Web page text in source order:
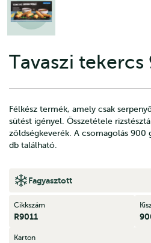
Tavaszi tekercs
Félkész termék, amely csak
sütést igényel. Összetétele
zöldségkeverék. A csomagolás 900
db található.
Fagyasztott
Cikkszám
R9011
Karton